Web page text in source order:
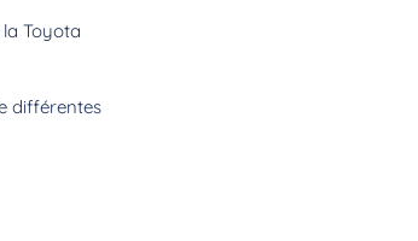
Toyota
différentes